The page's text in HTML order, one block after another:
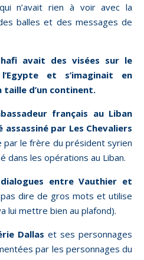
n’avait rien à voir avec la
balles et des messages de
avait des visées sur le
et s’imaginait en
taille d’un continent.
français au Liban
par Les Chevaliers
par le frère du président syrien
dans les opérations au Liban.
dialogues entre Vauthier et
dire de gros mots et utilise
lui mettre bien au plafond).
Dallas et ses personnages
par les personnages du